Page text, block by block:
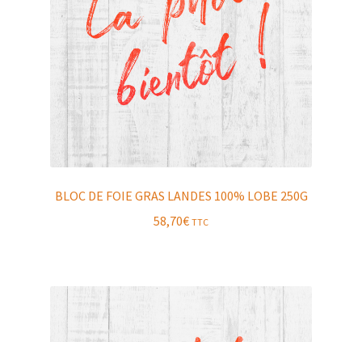
BLOC DE FOIE GRAS LANDES 100% LOBE 250G
58,70€ TTC